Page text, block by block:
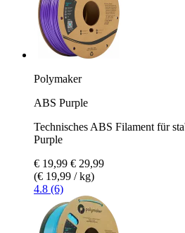
Polymaker
ABS Purple
Technisches ABS Filament für
Purple
€ 19,99 € 29,99
(€ 19,99 / kg)
4.8 (6)